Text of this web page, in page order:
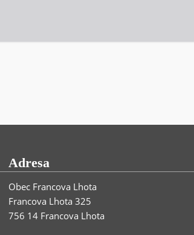
Adresa
Obec Francova Lhota
Francova Lhota 325
756 14 Francova Lhota